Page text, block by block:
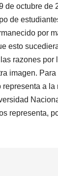
de octubre de
de
por
esto
razones por
imagen.
a la
representa,